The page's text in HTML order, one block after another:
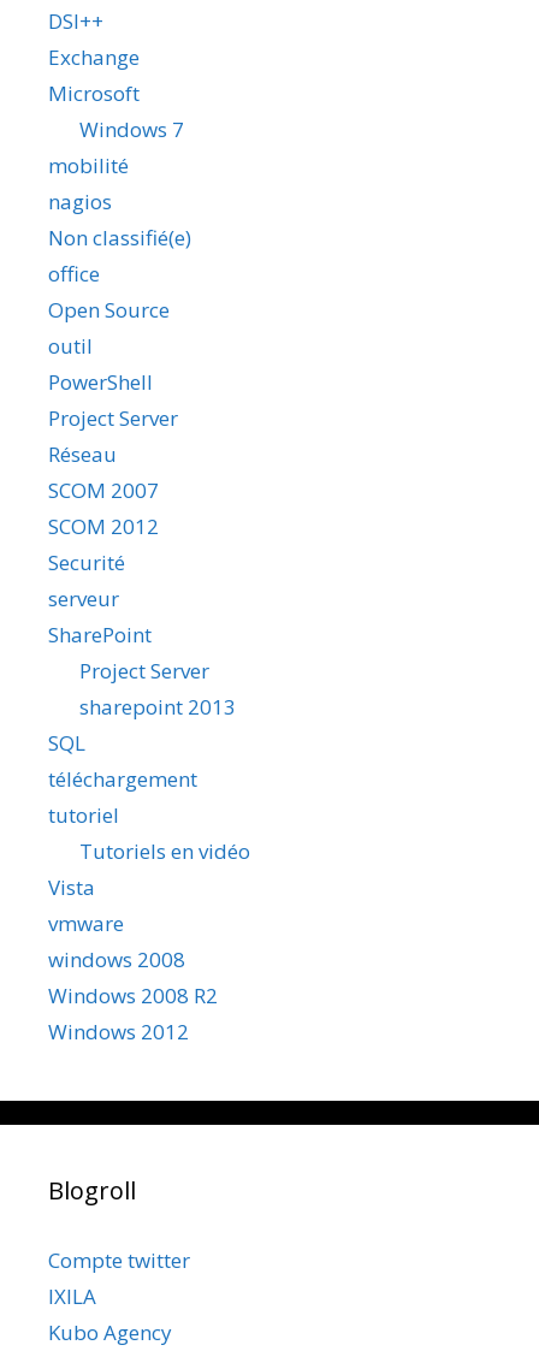
DSI++
Exchange
Microsoft
Windows 7
mobilité
nagios
Non classifié(e)
office
Open Source
outil
PowerShell
Project Server
Réseau
SCOM 2007
SCOM 2012
Securité
serveur
SharePoint
Project Server
sharepoint 2013
SQL
téléchargement
tutoriel
Tutoriels en vidéo
Vista
vmware
windows 2008
Windows 2008 R2
Windows 2012
Blogroll
Compte twitter
IXILA
Kubo Agency